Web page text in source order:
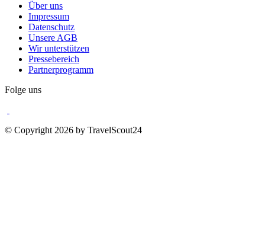
Über uns
Impressum
Datenschutz
Unsere AGB
Wir unterstützen
Pressebereich
Partnerprogramm
Folge uns
© Copyright 2026 by TravelScout24